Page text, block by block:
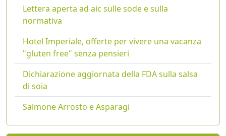
Lettera aperta ad aic sulle sode e sulla
normativa
Hotel Imperiale, offerte per vivere una vacanza
"gluten free" senza pensieri
Dichiarazione aggiornata della FDA sulla salsa
di soia
Salmone Arrosto e Asparagi